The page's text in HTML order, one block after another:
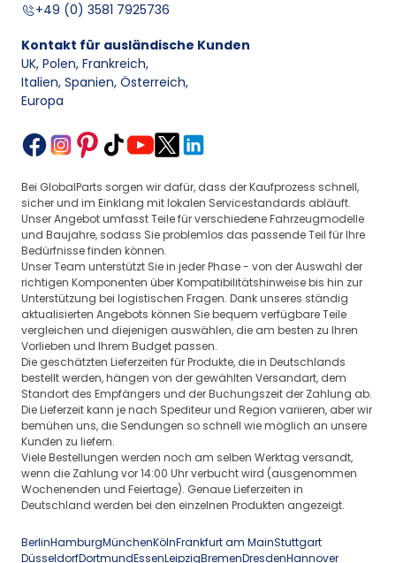
+49 (0) 3581 7925736
Kontakt für ausländische Kunden
UK, Polen, Frankreich,
Italien, Spanien, Österreich,
Europa
Bei GlobalParts sorgen wir dafür, dass der Kaufprozess schnell,
sicher und im Einklang mit lokalen Servicestandards abläuft.
Unser Angebot umfasst Teile für verschiedene Fahrzeugmodelle
und Baujahre, sodass Sie problemlos das passende Teil für Ihre
Bedürfnisse finden können.
Unser Team unterstützt Sie in jeder Phase - von der Auswahl der
richtigen Komponenten über Kompatibilitätshinweise bis hin zur
Unterstützung bei logistischen Fragen. Dank unseres ständig
aktualisierten Angebots können Sie bequem verfügbare Teile
vergleichen und diejenigen auswählen, die am besten zu Ihren
Vorlieben und Ihrem Budget passen.
Die geschätzten Lieferzeiten für Produkte, die in Deutschlands
bestellt werden, hängen von der gewählten Versandart, dem
Standort des Empfängers und der Buchungszeit der Zahlung ab.
Die Lieferzeit kann je nach Spediteur und Region variieren, aber wir
bemühen uns, die Sendungen so schnell wie möglich an unsere
Kunden zu liefern.
Viele Bestellungen werden noch am selben Werktag versandt,
wenn die Zahlung vor 14:00 Uhr verbucht wird (ausgenommen
Wochenenden und Feiertage). Genaue Lieferzeiten in
Deutschland werden bei den einzelnen Produkten angezeigt.
BerlinHamburgMünchenKölnFrankfurt am MainStuttgart
DüsseldorfDortmundEssenLeipzigBremenDresdenHannover